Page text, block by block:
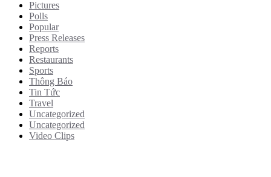
Pictures
Polls
Popular
Press Releases
Reports
Restaurants
Sports
Thông Báo
Tin Tức
Travel
Uncategorized
Uncategorized
Video Clips